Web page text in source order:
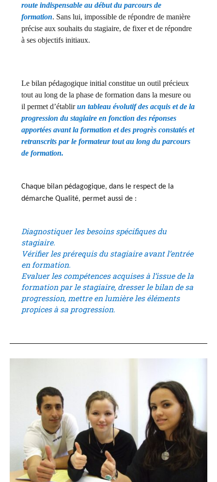
route indispensable au début du parcours de
formation. Sans lui, impossible de répondre de manière
précise aux souhaits du stagiaire, de fixer et de répondre
à ses objectifs initiaux.
Le bilan pédagogique initial constitue un outil précieux
tout au long de la phase de formation dans la mesure ou
il permet d’établirun tableau évolutif des acquis et de la
progression du stagiaire en fonction des réponses
apportées avant la formation et des progrès constatés et
retranscrits par le formateur tout au long du parcours
de formation.
Chaque bilan pédagogique, dans le respect de la
démarche Qualité, permet aussi de :
Diagnostiquer les besoins spécifiques du
stagiaire.
Vérifier les prérequis du stagiaire avant l’entrée
en formation.
Evaluer les compétences acquises à l’issue de la
formation par le stagiaire, dresser le bilan de sa
progression, mettre en lumière les éléments
propices à sa progression.